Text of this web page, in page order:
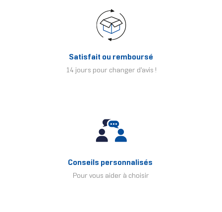
Satisfait ou remboursé
14 jours pour changer d'avis !
Conseils personnalisés
Pour vous aider à choisir